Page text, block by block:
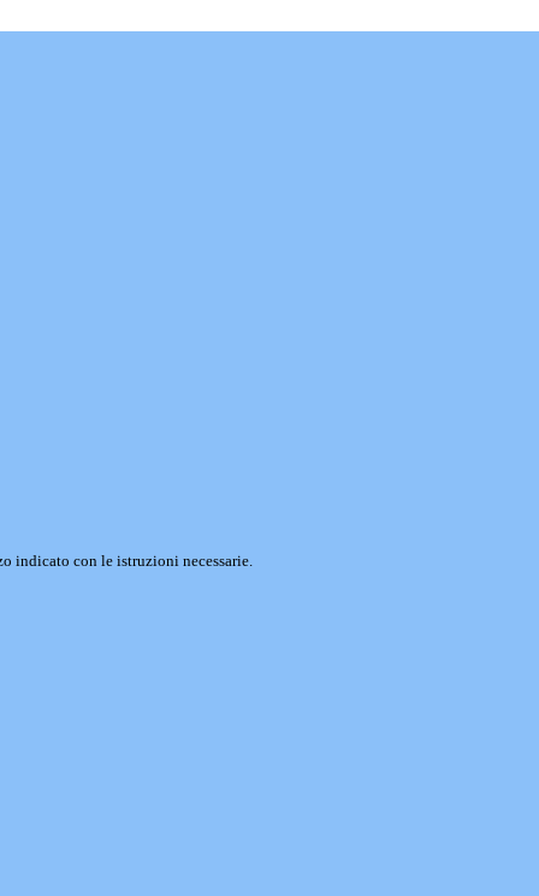
indicato con le istruzioni necessarie.